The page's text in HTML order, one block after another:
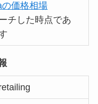
価格相場
チした時点であ